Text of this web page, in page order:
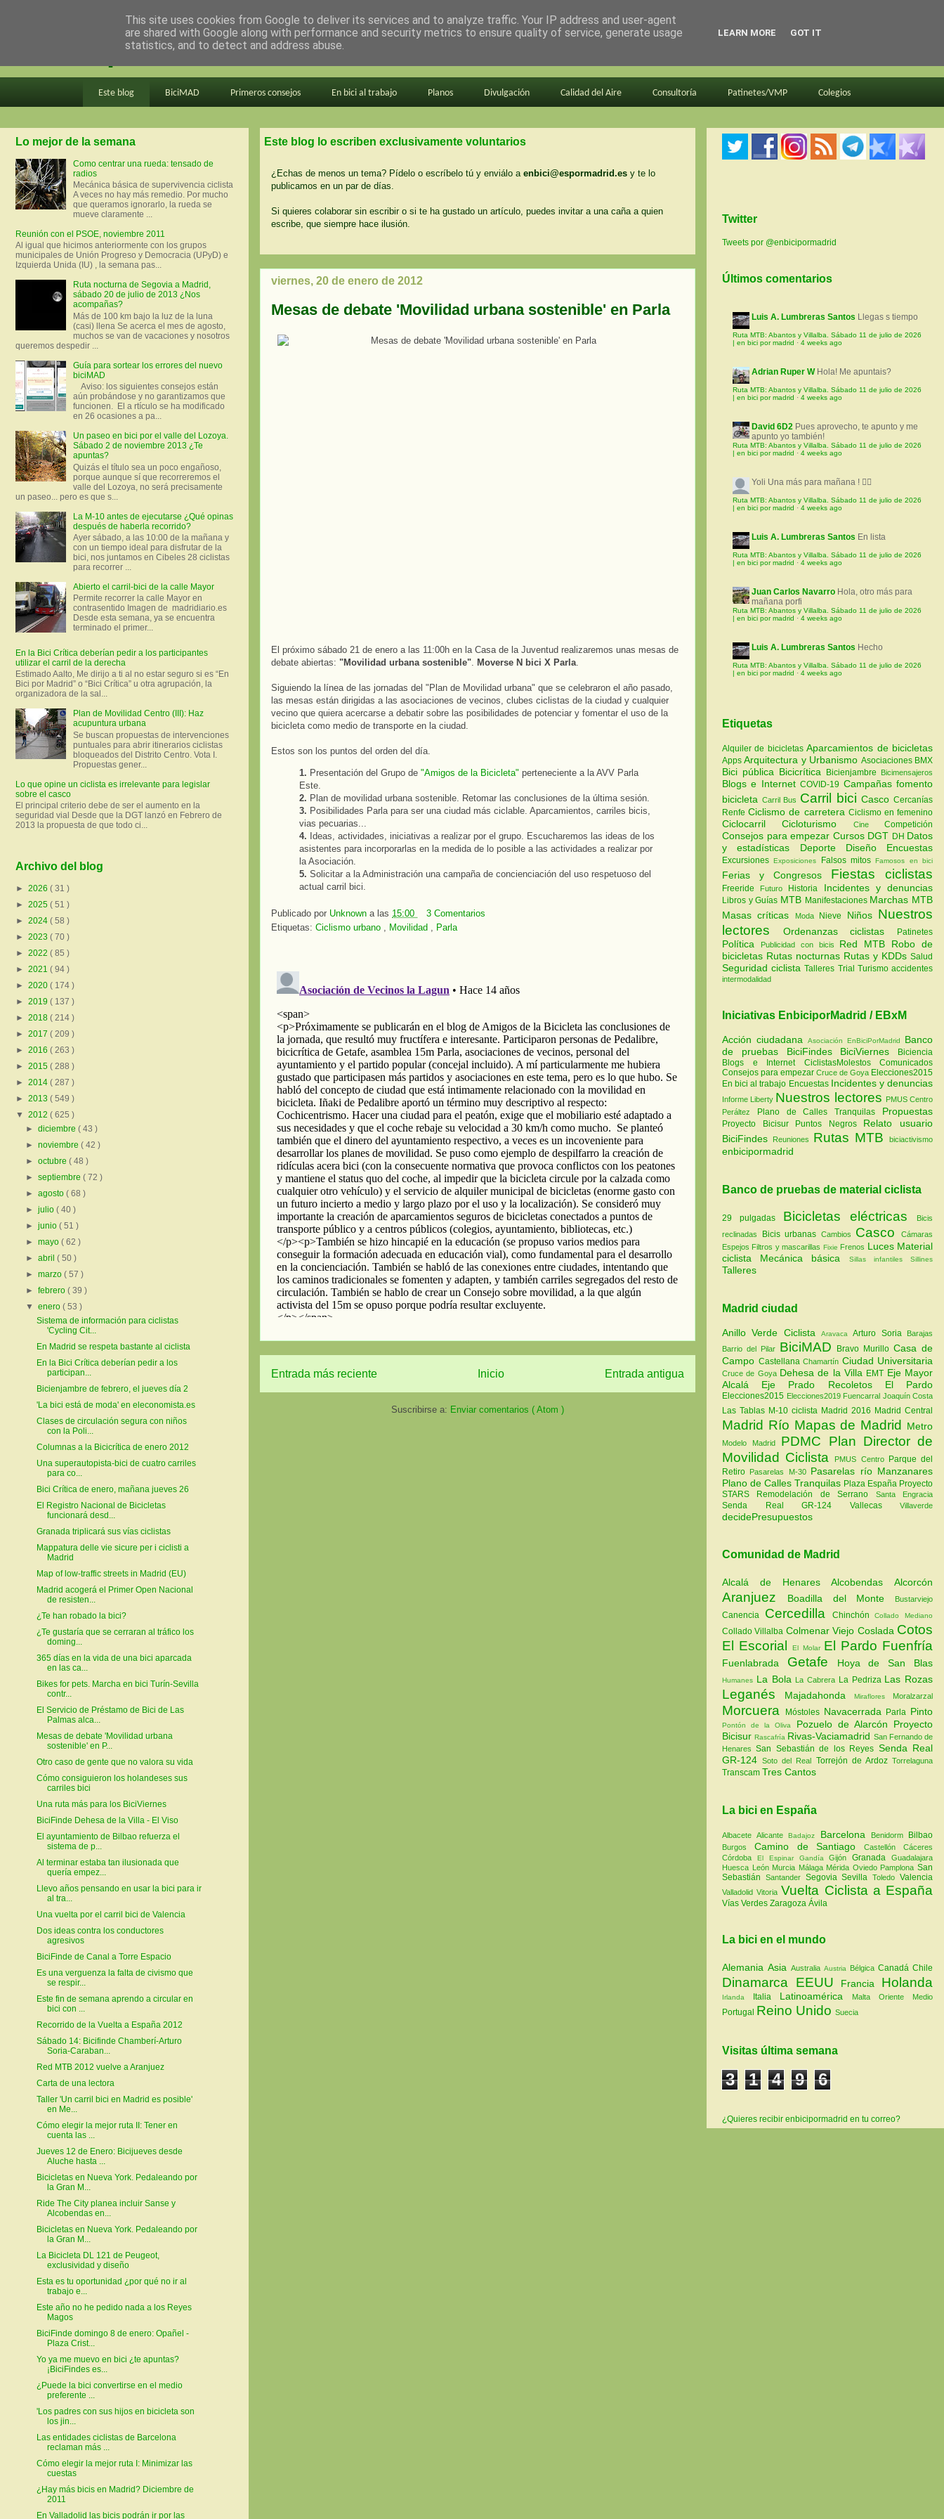
en bici por madrid
Este blog BiciMAD Primeros consejos En bici al trabajo Planos Divulgación Calidad del Aire Consultoría Patinetes/VMP Colegios
Este blog lo escriben exclusivamente voluntarios
¿Echas de menos un tema? Pídelo o escríbelo tú y enviálo a enbici@espormadrid.es y te lo
publicamos en un par de días.
Si quieres colaborar sin escribir o si te ha gustado un artículo, puedes invitar a una caña a quien
escribe, que siempre hace ilusión.
viernes, 20 de enero de 2012
Mesas de debate 'Movilidad urbana sostenible' en Parla
El próximo sábado 21 de enero a las 11:00h en la Casa de la Juventud realizaremos unas mesas de
debate abiertas: "Movilidad urbana sostenible" Moverse N bici X Parla
Siguiendo la línea de las jornadas del "Plan de Movilidad urbana" que se celebraron el año pasado,
las mesas están dirigidas a las asociaciones de vecinos, clubes ciclistas de la ciudad y cualquier
vecino que quiera acercarse a debatir sobre las posibilidades de potenciar y fomentar el uso de la
bicicleta como medio de transporte en la ciudad.
Estos son los puntos del orden del día.
1. Presentación del Grupo de "Amigos de la Bicicleta" perteneciente a la AVV Parla
Este.
2. Plan de movilidad urbana sostenible. Retomar las conclusiones de la última sesión.
3. Posibilidades Parla para ser una ciudad más ciclable. Aparcamientos, carriles bicis,
vias pecuarias...
4. Ideas, actividades, iniciativas a realizar por el grupo. Escucharemos las ideas de los
asistentes para incorporarlas en la medida de lo posible a las actividades a realizar por
la Asociación.
5. Solicitar a la Administración una campaña de concienciación del uso respetuoso del
actual carril bici.
Publicado por Unknown a las 15:00
3 Comentarios
Etiquetas: Ciclismo urbano , Movilidad , Parla
Entrada más reciente Entrada antigua
Inicio
Suscribirse a: Enviar comentarios ( Atom )
Lo mejor de la semana
Como centrar una rueda: tensado de
radios
Mecánica básica de supervivencia ciclista
A veces no hay más remedio. Por mucho
que queramos ignorarlo, la rueda se
mueve claramente ...
Reunión con el PSOE, noviembre 2011
Al igual que hicimos anteriormente con los grupos
municipales de Unión Progreso y Democracia (UPyD) e
Izquierda Unida (IU) , la semana pas...
Ruta nocturna de Segovia a Madrid,
sábado 20 de julio de 2013 ¿Nos
acompañas?
Más de 100 km bajo la luz de la luna
(casi) llena Se acerca el mes de agosto,
muchos se van de vacaciones y nosotros
queremos despedir ...
Guía para sortear los errores del nuevo
biciMAD
Aviso: los siguientes consejos están
aún probándose y no garantizamos que
funcionen. El a rtículo se ha modificado
en 26 ocasiones a pa...
Un paseo en bici por el valle del Lozoya.
Sábado 2 de noviembre 2013 ¿Te
apuntas?
Quizás el título sea un poco engañoso,
porque aunque sí que recorreremos el
valle del Lozoya, no será precisamente
un paseo... pero es que s...
La M-10 antes de ejecutarse ¿Qué opinas
después de haberla recorrido?
Ayer sábado, a las 10:00 de la mañana y
con un tiempo ideal para disfrutar de la
bici, nos juntamos en Cibeles 28 ciclistas
para recorrer ...
Abierto el carril-bici de la calle Mayor
Permite recorrer la calle Mayor en
contrasentido Imagen de madridiario.es
Desde esta semana, ya se encuentra
terminado el primer...
En la Bici Crítica deberían pedir a los participantes
utilizar el carril de la derecha
Estimado Aalto, Me dirijo a ti al no estar seguro si es “En
Bici por Madrid” o “Bici Crítica” u otra agrupación, la
organizadora de la sal...
Plan de Movilidad Centro (III): Haz
acupuntura urbana
Se buscan propuestas de intervenciones
puntuales para abrir itinerarios ciclistas
bloqueados del Distrito Centro. Vota I.
Propuestas gener...
Lo que opine un ciclista es irrelevante para legislar
sobre el casco
El principal criterio debe de ser el aumento en la
seguridad vial Desde que la DGT lanzó en Febrero de
2013 la propuesta de que todo ci...
Archivo del blog
► 2026 ( 31 )
► 2025 ( 51 )
► 2024 ( 58 )
► 2023 ( 70 )
► 2022 ( 85 )
► 2021 ( 94 )
► 2020 ( 174 )
► 2019 ( 137 )
► 2018 ( 214 )
► 2017 ( 209 )
► 2016 ( 263 )
► 2015 ( 288 )
► 2014 ( 287 )
► 2013 ( 549 )
▼ 2012 ( 625 )
►diciembre( 43 )
►noviembre( 42 )
►octubre( 48 )
►septiembre( 72 )
►agosto( 68 )
►julio( 40 )
►junio( 51 )
►mayo( 62 )
►abril( 50 )
►marzo( 57 )
►febrero( 39 )
▼enero( 53 )
Sistema de información para ciclistas
'Cycling Cit...
En Madrid se respeta bastante al ciclista
En la Bici Crítica deberían pedir a los
participan...
Bicienjambre de febrero, el jueves día 2
'La bici está de moda' en eleconomista.es
Clases de circulación segura con niños
con la Poli...
Columnas a la Bicicrítica de enero 2012
Una superautopista-bici de cuatro carriles
para co...
Bici Crítica de enero, mañana jueves 26
El Registro Nacional de Bicicletas
funcionará desd...
Granada triplicará sus vías ciclistas
Mappatura delle vie sicure per i ciclisti a
Madrid
Map of low-traffic streets in Madrid (EU)
Madrid acogerá el Primer Open Nacional
de resisten...
¿Te han robado la bici?
¿Te gustaría que se cerraran al tráfico los
doming...
365 días en la vida de una bici aparcada
en las ca...
Bikes for pets. Marcha en bici Turín-Sevilla
contr...
El Servicio de Préstamo de Bici de Las
Palmas alca...
Mesas de debate 'Movilidad urbana
sostenible' en P...
Otro caso de gente que no valora su vida
Cómo consiguieron los holandeses sus
carriles bici
Una ruta más para los BiciViernes
BiciFinde Dehesa de la Villa - El Viso
El ayuntamiento de Bilbao refuerza el
sistema de p...
Al terminar estaba tan ilusionada que
quería empez...
Llevo años pensando en usar la bici para ir
al tra...
Una vuelta por el carril bici de Valencia
Dos ideas contra los conductores
agresivos
BiciFinde de Canal a Torre Espacio
Es una verguenza la falta de civismo que
se respir...
Este fin de semana aprendo a circular en
bici con ...
Recorrido de la Vuelta a España 2012
Sábado 14: Bicifinde Chamberí-Arturo
Soria-Caraban...
Red MTB 2012 vuelve a Aranjuez
Carta de una lectora
Taller 'Un carril bici en Madrid es posible'
en Me...
Cómo elegir la mejor ruta II: Tener en
cuenta las ...
Jueves 12 de Enero: Bicijueves desde
Aluche hasta ...
Bicicletas en Nueva York. Pedaleando por
la Gran M...
Ride The City planea incluir Sanse y
Alcobendas en...
Bicicletas en Nueva York. Pedaleando por
la Gran M...
La Bicicleta DL 121 de Peugeot,
exclusividad y diseño
Esta es tu oportunidad ¿por qué no ir al
trabajo e...
Este año no he pedido nada a los Reyes
Magos
BiciFinde domingo 8 de enero: Opañel -
Plaza Crist...
Yo ya me muevo en bici ¿te apuntas?
¡BiciFindes es...
¿Puede la bici convertirse en el medio
preferente ...
'Los padres con sus hijos en bicicleta son
los jin...
Las entidades ciclistas de Barcelona
reclaman más ...
Cómo elegir la mejor ruta I: Minimizar las
cuestas
¿Hay más bicis en Madrid? Diciembre de
2011
En Valladolid las bicis podrán ir por las
Twitter
Tweets por @enbicipormadrid
Últimos comentarios
Luis A. Lumbreras Santos Llegas s tiempo
Ruta MTB: Abantos y Villalba. Sábado 11 de julio de 2026
| en bici por madrid · 4 weeks ago
Adrian Ruper W Hola! Me apuntais?
Ruta MTB: Abantos y Villalba. Sábado 11 de julio de 2026
| en bici por madrid · 4 weeks ago
David 6D2 Pues aprovecho, te apunto y me
apunto yo también!
Ruta MTB: Abantos y Villalba. Sábado 11 de julio de 2026
| en bici por madrid · 4 weeks ago
Yoli Una más para mañana ! 🚵‍♀️
Ruta MTB: Abantos y Villalba. Sábado 11 de julio de 2026
| en bici por madrid · 4 weeks ago
Luis A. Lumbreras Santos En lista
Ruta MTB: Abantos y Villalba. Sábado 11 de julio de 2026
| en bici por madrid · 4 weeks ago
Juan Carlos Navarro Hola, otro más para
mañana porfi
Ruta MTB: Abantos y Villalba. Sábado 11 de julio de 2026
| en bici por madrid · 4 weeks ago
Luis A. Lumbreras Santos Hecho
Ruta MTB: Abantos y Villalba. Sábado 11 de julio de 2026
| en bici por madrid · 4 weeks ago
Etiquetas
Alquiler de bicicletasAparcamientos de bicicletas
AppsArquitectura y Urbanismo Asociaciones BMX
Bici pública Bicicrítica Bicienjambre Bicimensajeros
Blogs e InternetCOVID-19 Campañas fomento
bicicleta Carril Bus Carril biciCascoCercanías
RenfeCiclismo de carretera Ciclismo en femenino
CiclocarrilCicloturismo CineCompetición
Consejos para empezar Cursos DGT DH Datos
y estadísticas Deporte Diseño Encuestas
ExcursionesExposiciones Falsos mitosFamosos en bici
Ferias y Congresos Fiestas ciclistas
Freeride Futuro Historia Incidentes y denuncias
Libros y Guías MTB Manifestaciones Marchas MTB
Masas críticas
Moda Nieve Niños Nuestros
lectores
Ordenanzas ciclistas Patinetes
Política Publicidad con bicis Red MTB Robo de
bicicletas Rutas nocturnas Rutas y KDDs Salud
Seguridad ciclistaTalleres Trial Turismoaccidentes
intermodalidad
Iniciativas EnbiciporMadrid / EBxM
Acción ciudadana Asociación EnBiciPorMadrid
Banco
de pruebas
BiciFindes BiciViernes
Biciencia
Blogs e Internet
CiclistasMolestos
Comunicados
Consejos para empezar Cruce de Goya Elecciones2015
En bici al trabajo Encuestas Incidentes y denuncias
Informe Liberty Nuestros lectores
PMUS Centro
Peráltez
Plano de Calles Tranquilas Propuestas
Proyecto Bicisur Puntos Negros
Relato usuario
BiciFindes
Reuniones Rutas MTB biciactivismo
enbicipormadrid
Banco de pruebas de material ciclista
29 pulgadas Bicicletas eléctricas
Bicis
reclinadas
Bicis urbanas Cambios Casco
Cámaras
Espejos Filtros y mascarillas Fixie Frenos Luces Material
ciclista
Mecánica básica Sillas infantiles Sillines
Talleres
Madrid ciudad
Anillo Verde Ciclista AravacaArturo Soria
Barajas
Barrio del Pilar BiciMAD Bravo MurilloCasa de
Campo Castellana Chamartín Ciudad Universitaria
Cruce de Goya Dehesa de la Villa EMT Eje Mayor
Alcalá Eje Prado Recoletos El Pardo
Elecciones2015 Elecciones2019 Fuencarral Joaquín Costa
Las Tablas M-10 ciclista Madrid 2016 Madrid Central
Madrid Río Mapas de Madrid Metro
Modelo Madrid PDMC Plan Director de
Movilidad Ciclista
PMUS Centro Parque del
Retiro Pasarelas M-30 Pasarelas río Manzanares
Plano de Calles Tranquilas Plaza España Proyecto
STARS Remodelación de Serrano Santa Engracia
Senda Real GR-124 Vallecas Villaverde
decidePresupuestos
Comunidad de Madrid
Alcalá de HenaresAlcobendas Alcorcón
Aranjuez Boadilla del Monte Bustarviejo
Canencia Cercedilla ChinchónCollado Mediano
Collado Villalba Colmenar Viejo Coslada Cotos
El EscorialEl Molar El Pardo Fuenfría
Fuenlabrada Getafe Hoya de San Blas
Humanes La Bola La Cabrera La Pedriza Las Rozas
Leganés Majadahonda Miraflores Moralzarzal
Morcuera Móstoles Navacerrada Parla Pinto
Pontón de la Oliva Pozuelo de Alarcón Proyecto
BicisurRascafría Rivas-Vaciamadrid San Fernando de
HenaresSan Sebastián de los Reyes Senda Real
GR-124Soto del Real Torrejón de ArdozTorrelaguna
Transcam Tres Cantos
La bici en España
AlbaceteAlicanteBadajoz Barcelona Benidorm Bilbao
Burgos Camino de SantiagoCastellónCáceres
Córdoba El Espinar GandíaGijónGranadaGuadalajara
Huesca León Murcia Málaga Mérida Oviedo PamplonaSan
Sebastián Santander SegoviaSevillaToledoValencia
ValladolidVitoria Vuelta Ciclista a España
Vías Verdes Zaragoza Ávila
La bici en el mundo
Alemania Asia Australia Austria Bélgica Canadá Chile
Dinamarca EEUU Francia Holanda
Irlanda Italia Latinoamérica Malta Oriente Medio
Portugal Reino Unido Suecia
Visitas última semana
3 1 4 9 6
¿Quieres recibir enbicipormadrid en tu correo?
This site uses cookies from Google to deliver its services and to analyze traffic. Your IP address and user-agent
are shared with Google along with performance and security metrics to ensure quality of service, generate usage
statistics, and to detect and address abuse.
LEARN MORE GOT IT